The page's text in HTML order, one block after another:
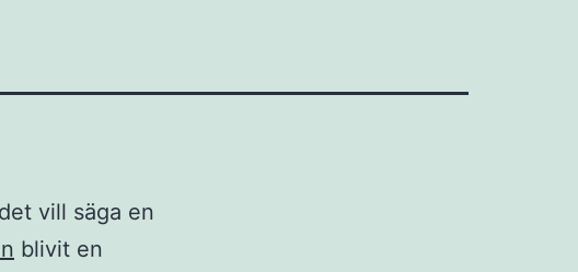
vill säga en
blivit en